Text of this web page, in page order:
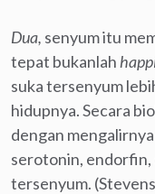
Dua, senyum itu
tepat bukanlah
suka tersenyum
hidupnya. Secara
dengan
serotonin, endorfin,
tersenyum.